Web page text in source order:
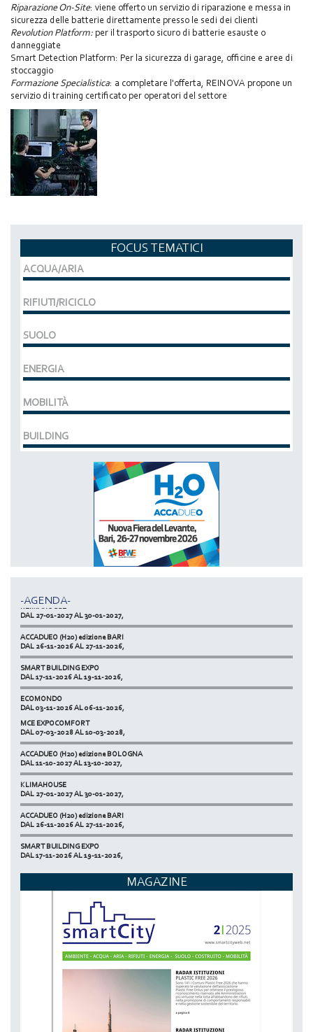
Riparazione On-Site: viene offerto un servizio di riparazione e messa in
sicurezza delle batterie direttamente presso le sedi dei clienti
Revolution Platform: per il trasporto sicuro di batterie esauste o
danneggiate
Smart Detection Platform: Per la sicurezza di garage, officine e aree di
stoccaggio
Formazione Specialistica: a completare l'offerta, REINOVA propone un
servizio di training certificato per operatori del settore
FOCUS TEMATICI
ACQUA/ARIA
RIFIUTI/RICICLO
SUOLO
ENERGIA
MOBILITÀ
BUILDING
-AGENDA-
DAL 07-03-2028 AL 10-03-2028,
KLIMAHOUSE
DAL 27-01-2027 AL 30-01-2027,
ACCADUEO (H20) edizione BARI
DAL 26-11-2026 AL 27-11-2026,
SMART BUILDING EXPO
DAL 17-11-2026 AL 19-11-2026,
ECOMONDO
DAL 03-11-2026 AL 06-11-2026,
NETZERO MILAN - EXPO SUMMIT
DAL 20-10-2026 AL 22-10-2026,
MCE EXPOCOMFORT
DAL 07-03-2028 AL 10-03-2028,
ACCADUEO (H20) edizione BOLOGNA
DAL 11-10-2027 AL 13-10-2027,
KLIMAHOUSE
DAL 27-01-2027 AL 30-01-2027,
ACCADUEO (H20) edizione BARI
DAL 26-11-2026 AL 27-11-2026,
SMART BUILDING EXPO
DAL 17-11-2026 AL 19-11-2026,
ECOMONDO
NETZERO MILAN - EXPO SUMMIT
DAL 20-10-2026 AL 22-10-2026,
MAGAZINE